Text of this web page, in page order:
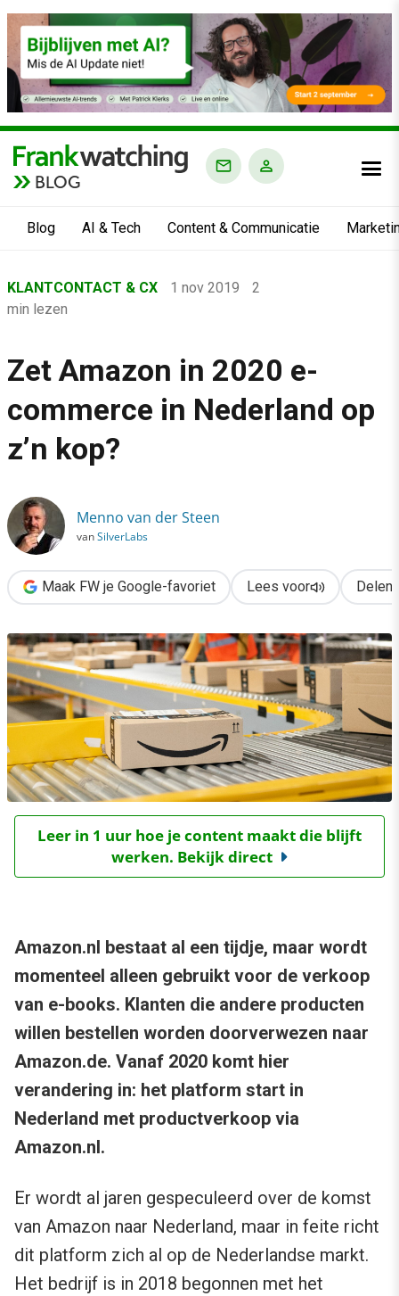
BLOG
Blog AI & Tech Content & Communicatie
›
Klantcontact & CX
›
Zet Amazon in 2020 e-commerce in Nederland op z’n kop?
KLANTCONTACT & CX 1 nov 2019
2
min lezen
Zet Amazon in 2020 e-
commerce in Nederland op
z’n kop?
Menno van der Steen
vanSilverLabs
Maak FW je Google-favoriet Lees voor Delen
Leer in 1 uur hoe je content maakt die blijft
werken. Bekijk direct
Amazon.nl bestaat al een tijdje, maar wordt
momenteel alleen gebruikt voor de verkoop
van e-books. Klanten die andere producten
willen bestellen worden doorverwezen naar
Amazon.de. Vanaf 2020 komt hier
verandering in: het platform start in
Nederland met productverkoop via
Amazon.nl.
Er wordt al jaren gespeculeerd over de komst
van Amazon naar Nederland, maar in feite richt
dit platform zich al op de Nederlandse markt.
Het bedrijf is in 2018 begonnen met het